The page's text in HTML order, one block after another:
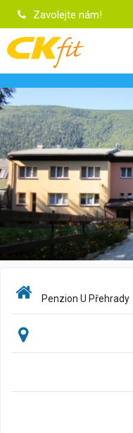
Zavolejte nám!
Penzion U Přehrady